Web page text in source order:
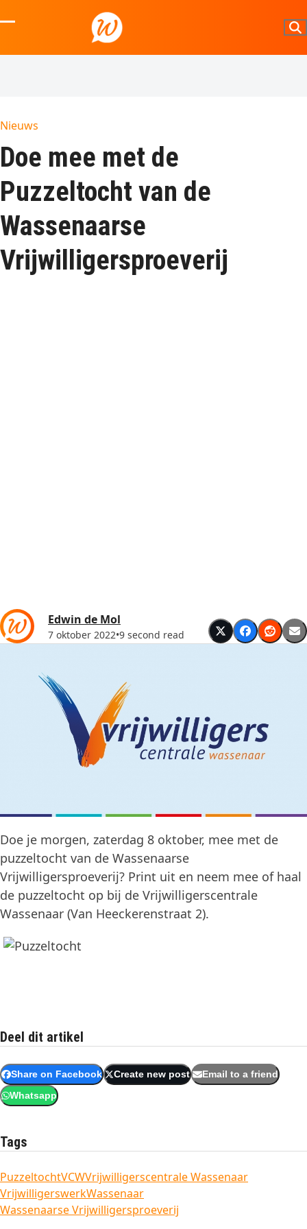
to
mobile
mobile
Nieuws
Doe mee met de
Puzzeltocht van de
Wassenaarse
Vrijwilligersproeverij
Edwin de Mol
7 oktober 2022•9 second read
Doe je morgen, zaterdag 8 oktober, mee met de
puzzeltocht van de Wassenaarse
Vrijwilligersproeverij? Print uit en neem mee of haal
de puzzeltocht op bij de Vrijwilligerscentrale
Wassenaar (Van Heeckerenstraat 2).
Deel dit artikel
Share on Facebook Create new post Email to a friend
Whatsapp
Tags
PuzzeltochtVCWVrijwilligerscentrale Wassenaar
VrijwilligerswerkWassenaar
Wassenaarse Vrijwilligersproeverij